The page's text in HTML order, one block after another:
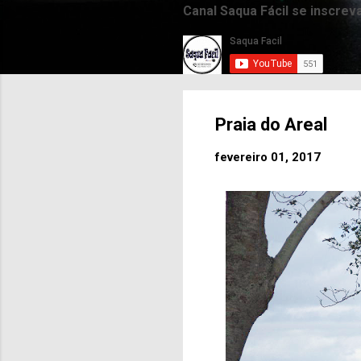
Canal Saqua Fácil se
Praia do Areal
fevereiro 01, 2017